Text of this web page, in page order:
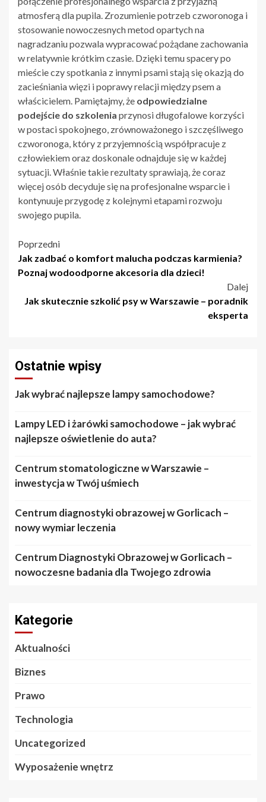
atmosferą dla pupila. Zrozumienie potrzeb czworonoga i
stosowanie nowoczesnych metod opartych na
nagradzaniu pozwala wypracować pożądane zachowania
w relatywnie krótkim czasie. Dzięki temu spacery po
mieście czy spotkania z innymi psami stają się okazją do
zacieśniania więzi i poprawy relacji między psem a
właścicielem. Pamiętajmy, że odpowiedzialne
podejście do szkolenia przynosi długofalowe korzyści
w postaci spokojnego, zrównoważonego i szczęśliwego
czworonoga, który z przyjemnością współpracuje z
człowiekiem oraz doskonale odnajduje się w każdej
sytuacji. Właśnie takie rezultaty sprawiają, że coraz
więcej osób decyduje się na profesjonalne wsparcie i
kontynuuje przygodę z kolejnymi etapami rozwoju
swojego pupila.
Nawigacja
wpisu
Poprzedni
Jak zadbać o komfort malucha podczas karmienia?
Poznaj wodoodporne akcesoria dla dzieci!
Dalej
Jak skutecznie szkolić psy w Warszawie – poradnik
eksperta
Ostatnie wpisy
Jak wybrać najlepsze lampy samochodowe?
Lampy LED i żarówki samochodowe – jak wybrać
najlepsze oświetlenie do auta?
Centrum stomatologiczne w Warszawie –
inwestycja w Twój uśmiech
Centrum diagnostyki obrazowej w Gorlicach –
nowy wymiar leczenia
Centrum Diagnostyki Obrazowej w Gorlicach –
nowoczesne badania dla Twojego zdrowia
Kategorie
Aktualności
Biznes
Prawo
Technologia
Uncategorized
Wyposażenie wnętrz